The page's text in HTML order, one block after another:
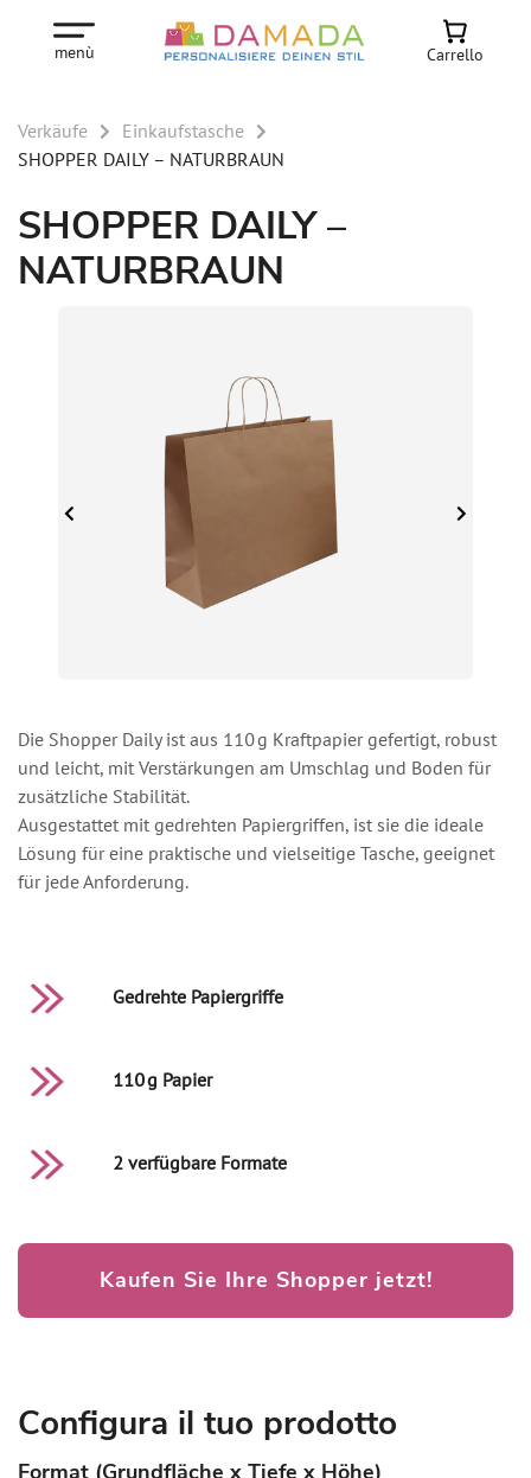
menù Carrello
Verkäufe
Einkaufstasche
SHOPPER DAILY – NATURBRAUN
SHOPPER DAILY –
NATURBRAUN
Die Shopper Daily ist aus 110 g Kraftpapier gefertigt, robust
und leicht, mit Verstärkungen am Umschlag und Boden für
zusätzliche Stabilität.
Ausgestattet mit gedrehten Papiergriffen, ist sie die ideale
Lösung für eine praktische und vielseitige Tasche, geeignet
für jede Anforderung.
Gedrehte Papiergriffe
110 g Papier
2 verfügbare Formate
Kaufen Sie Ihre Shopper jetzt!
Configura il tuo prodotto
Format (Grundfläche x Tiefe x Höhe)